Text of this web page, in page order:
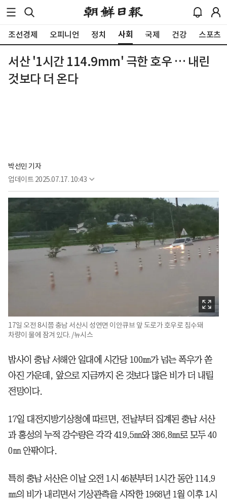
조선경제 오피니언 정치 사회 국제 건강 스포츠
서산 '1시간 114.9mm' 극한 호우 … 내린
것보다 더 온다
박선민 기자
업데이트 2025.07.17. 10:43
17일 오전 8시쯤 충남 서산시 성연면 이안큐브 앞 도로가 호우로 침수돼
차량이 물에 잠겨 있다. /뉴시스
밤사이 충남 서해안 일대에 시간당 100㎜가 넘는 폭우가 쏟
아진 가운데, 앞으로 지금까지 온 것보다 많은 비가 더 내릴
전망이다.
17일 대전지방기상청에 따르면, 전날부터 집계된 충남 서산
과 홍성의 누적 강수량은 각각 419.5㎜와 386.8㎜로 모두 40
0㎜ 안팎이다.
특히 충남 서산은 이날 오전 1시 46분부터 1시간 동안 114.9
㎜의 비가 내리면서 기상관측을 시작한 1968년 1월 이후 1시